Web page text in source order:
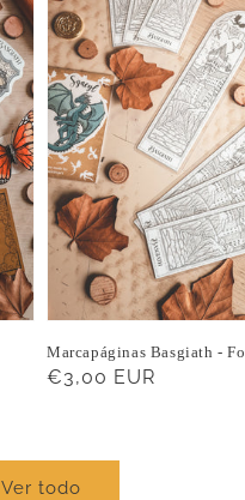
Marcapáginas Basgiath -
Precio
€3,00 EUR
Ver todo